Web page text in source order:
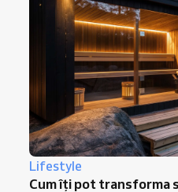
Lifestyle
Cum îți pot transforma